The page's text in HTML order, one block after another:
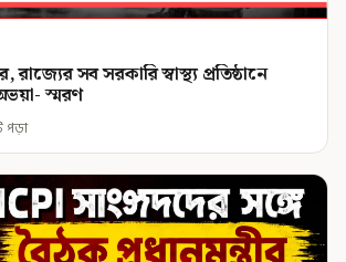
সব সরকারি স্বাস্থ্য প্রতিষ্ঠানে
স্মরণ
পড়া